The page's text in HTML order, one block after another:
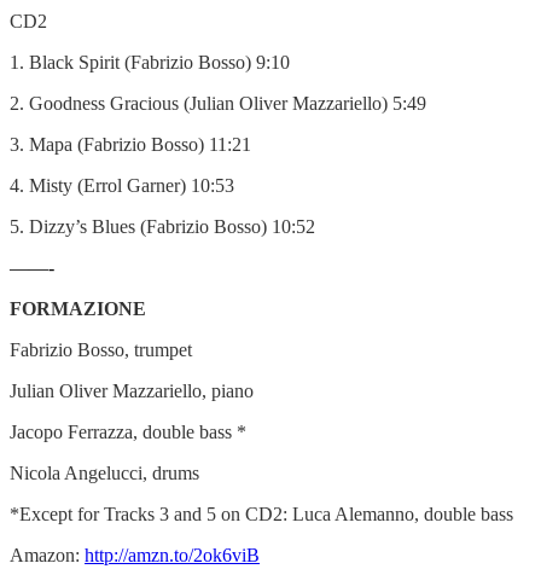
CD2
1. Black Spirit (Fabrizio Bosso) 9:10
2. Goodness Gracious (Julian Oliver Mazzariello) 5:49
3. Mapa (Fabrizio Bosso) 11:21
4. Misty (Errol Garner) 10:53
5. Dizzy’s Blues (Fabrizio Bosso) 10:52
——-
FORMAZIONE
Fabrizio Bosso, trumpet
Julian Oliver Mazzariello, piano
Jacopo Ferrazza, double bass *
Nicola Angelucci, drums
*Except for Tracks 3 and 5 on CD2: Luca Alemanno, double bass
Amazon: http://amzn.to/2ok6viB